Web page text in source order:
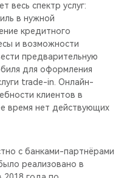
весь спектр услуг:
в нужной
кредитного
и возможности
предварительную
для оформления
trade-in. Онлайн-
клиентов в
время нет действующих
с банками-партнёрами
реализовано в